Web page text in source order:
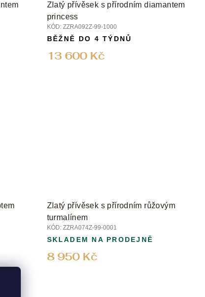
Zlatý přívěsek s přírodním diamantem
princess
KÓD: ZZRA092Z-99-1000
13 600 Kč
BĚŽNĚ DO 4 TÝDNŮ
Zlatý přívěsek s přírodním růžovým
turmalínem
KÓD: ZZRA074Z-99-0001
8 950 Kč
SKLADEM NA PRODEJNĚ